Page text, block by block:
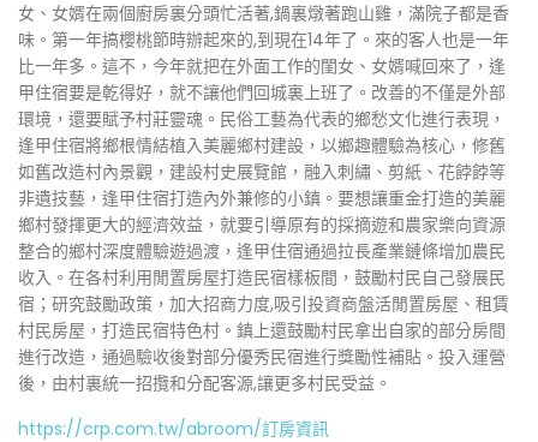
女、女婿在兩個廚房裏分頭忙活著,鍋裏燉著跑山雞，滿院子都是香
味。第一年搞櫻桃節時辦起來的,到現在14年了。來的客人也是一年
比一年多。這不，今年就把在外面工作的閨女、女婿喊回來了，逢
甲住宿要是乾得好，就不讓他們回城裏上班了。改善的不僅是外部
環境，還要賦予村莊靈魂。民俗工藝為代表的鄉愁文化進行表現，
逢甲住宿將鄉根情結植入美麗鄉村建設，以鄉趣體驗為核心，修舊
如舊改造村內景觀，建設村史展覽館，融入刺繡、剪紙、花餑餑等
非遺技藝，逢甲住宿打造內外兼修的小鎮。要想讓重金打造的美麗
鄉村發揮更大的經濟效益，就要引導原有的採摘遊和農家樂向資源
整合的鄉村深度體驗遊過渡，逢甲住宿通過拉長產業鏈條增加農民
收入。在各村利用閒置房屋打造民宿樣板間，鼓勵村民自己發展民
宿；研究鼓勵政策，加大招商力度,吸引投資商盤活閒置房屋、租賃
村民房屋，打造民宿特色村。鎮上還鼓勵村民拿出自家的部分房間
進行改造，通過驗收後對部分優秀民宿進行獎勵性補貼。投入運營
後，由村裏統一招攬和分配客源,讓更多村民受益。
https://crp.com.tw/abroom/訂房資訊